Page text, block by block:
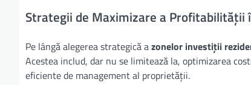
Strategii de Maximizare a Profitabilității
Pe lângă alegerea strategică azonelor investiții
Acestea includ, dar nu se limitează la, optimizarea
eficiente de management al proprietății.